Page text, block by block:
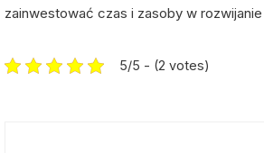
zainwestować czas i zasoby w
5/5 - (2 votes)